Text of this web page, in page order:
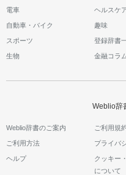
電車 ヘルスケ
自動車・バイク 趣味
スポーツ 登録辞書
生物 金融コラ
Weblio辞
Weblio辞書のご案内 ご利用規
ご利用方法 プライバ
ヘルプ
クッキー
について